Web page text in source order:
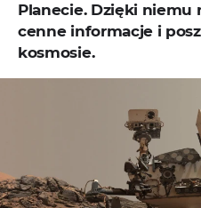
Planecie. Dzięki niemu
cenne informacje i
kosmosie.